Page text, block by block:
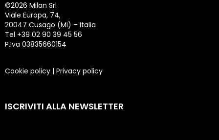
©2026 Milan Srl
Viale Europa, 74,
20047 Cusago (MI) – Italia
Tel +39 02 90 39 45 56
P.Iva 03835660154
Cookie policy | Privacy policy
ISCRIVITI ALLA NEWSLETTER